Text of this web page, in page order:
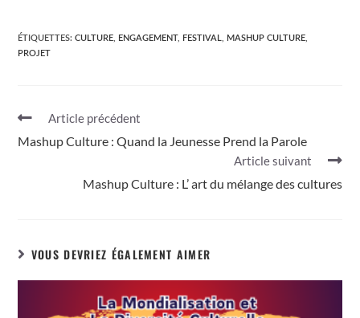
ÉTIQUETTES:CULTURE ENGAGEMENT, FESTIVAL MASHUP CULTURE
PROJET
Article précédent
Mashup Culture : Quand la Jeunesse Prend la Parole
Article suivant
Mashup Culture : L’ art du mélange des cultures
VOUS DEVRIEZ ÉGALEMENT AIMER